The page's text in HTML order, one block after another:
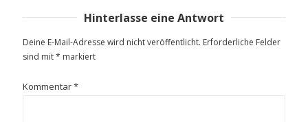
Hinterlasse eine Antwort
Deine E-Mail-Adresse wird nicht veröffentlicht. Erforderliche Felder
sind mit* markiert
Kommentar*